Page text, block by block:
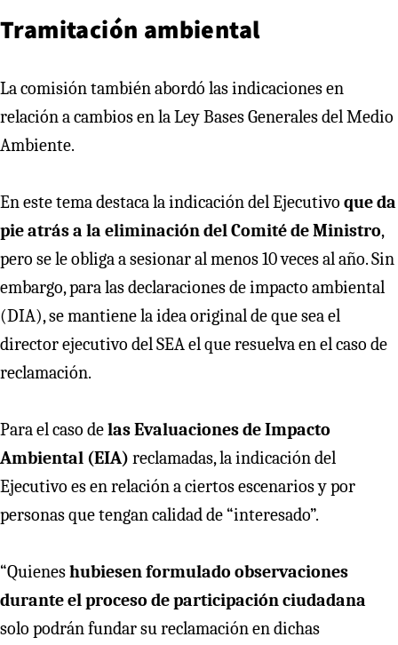
Tramitación ambiental
La comisión también abordó las indicaciones en
relación a cambios en la Ley Bases Generales del Medio
Ambiente.
En este tema destaca la indicación del Ejecutivo que da
pie atrás a la eliminación del Comité de Ministro,
pero se le obliga a sesionar al menos 10 veces al año. Sin
embargo, para las declaraciones de impacto ambiental
(DIA), se mantiene la idea original de que sea el
director ejecutivo del SEA el que resuelva en el caso de
reclamación.
Para el caso delas Evaluaciones de Impacto
Ambiental (EIA) reclamadas, la indicación del
Ejecutivo es en relación a ciertos escenarios y por
personas que tengan calidad de “interesado”.
“Quieneshubiesen formulado observaciones
durante el proceso de participación ciudadana
solo podrán fundar su reclamación en dichas